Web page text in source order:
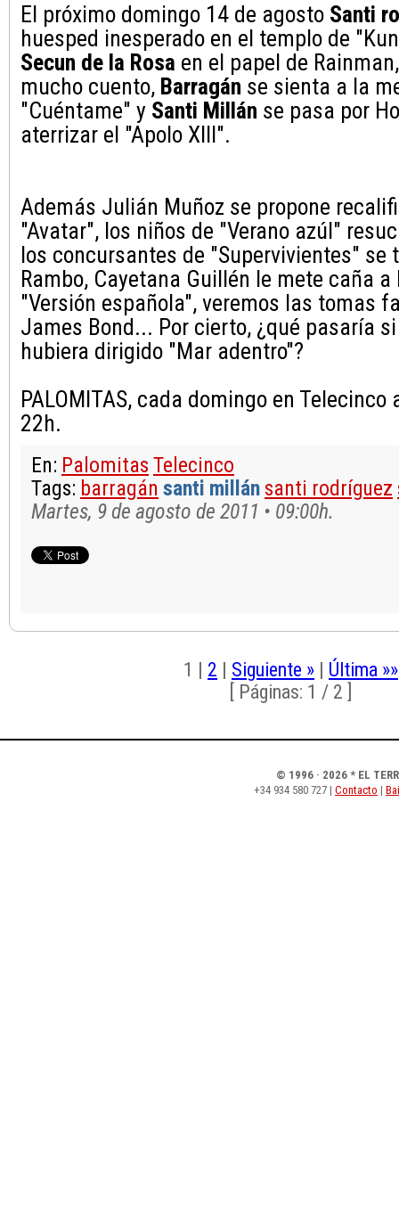
El próximo domingo 14 de agosto Santi
huesped inesperado en el templo de
Secun de la Rosa en el papel de
mucho cuento, Barragán se sienta a la
"Cuéntame" y Santi Millán se pasa por
aterrizar el "Apolo XIII".
Además Julián Muñoz se propone
"Avatar", los niños de "Verano azúl"
los concursantes de "Supervivientes" se
Rambo, Cayetana Guillén le mete caña
"Versión española", veremos las tomas
James Bond... Por cierto, ¿qué pasaría
hubiera dirigido "Mar adentro"?
PALOMITAS, cada domingo en
22h.
En: Palomitas Telecinco
Tags: barragán santi millán santi rodríguez
Martes, 9 de agosto de 2011 • 09:00h.
1 | 2 | Siguiente » | Última »»
[ Páginas: 1 / 2 ]
© 1996 · 2026 * EL
+34 934 580 727 | Contacto |